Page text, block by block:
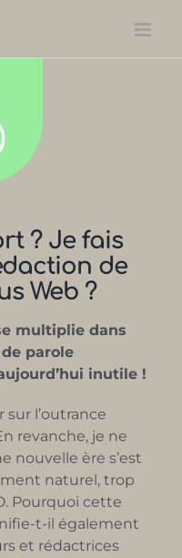
? Je fais
de
Web ?
multiplie dans
parole
inutile !
sur l’outrance
revanche, je ne
nouvelle ère s’est
naturel, trop
Pourquoi cette
t-il également
et rédactrices